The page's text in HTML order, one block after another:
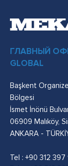
ГЛАВНЫЙ
GLOBAL
Başkent
Bölgesi
İsmet İnönü
06909 Malıköy,
ANKARA -
Tel : +90 312 397